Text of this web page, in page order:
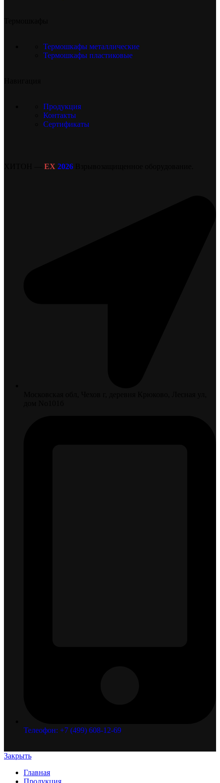
Термошкафы металлические
Термошкафы пластиковые
Продукция
Контакты
Сертификаты
EX 2026
Телеофон: +7 (499) 608-12-69
Закрыть
Главная
Продукция